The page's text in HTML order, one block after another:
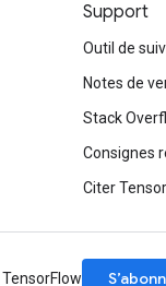
Support
Outil de
Notes de
Stack
Consignes
Citer